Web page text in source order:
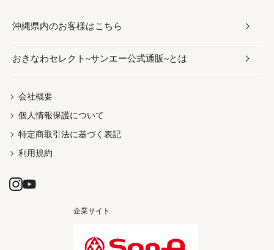
みそ
だし／スパイス／島唐辛子
スナック
おつまみ
紅芋
ワイン・ウィスキー・カクテル
ドリンク
茶葉
ボディケア
ヘアケア
UVケア
メンズ
レディース
雑貨
沖縄ファッション
伝統工芸品
沖縄県内のお客様はこちら
おきなわセレクト~サンエー公式通販~とは
会社概要
個人情報保護について
特定商取引法に基づく表記
利用規約
企業サイト